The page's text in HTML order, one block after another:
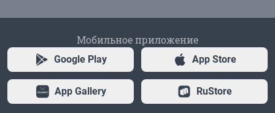
Мобильное приложение
Google Play App Store
App Gallery RuStore